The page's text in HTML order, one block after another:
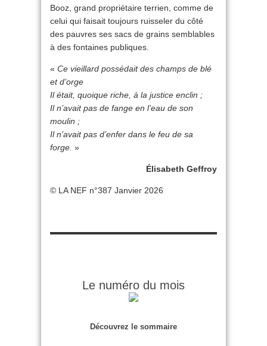
Booz, grand propriétaire terrien, comme de
celui qui faisait toujours ruisseler du côté
des pauvres ses sacs de grains semblables
à des fontaines publiques.
« Ce vieillard possédait des champs de blé
et d’orge
Il était, quoique riche, à la justice enclin ;
Il n’avait pas de fange en l’eau de son
moulin ;
Il n’avait pas d’enfer dans le feu de sa
forge. »
Élisabeth Geffroy
© LA NEF n°387 Janvier 2026
Le numéro du mois
Découvrez le sommaire